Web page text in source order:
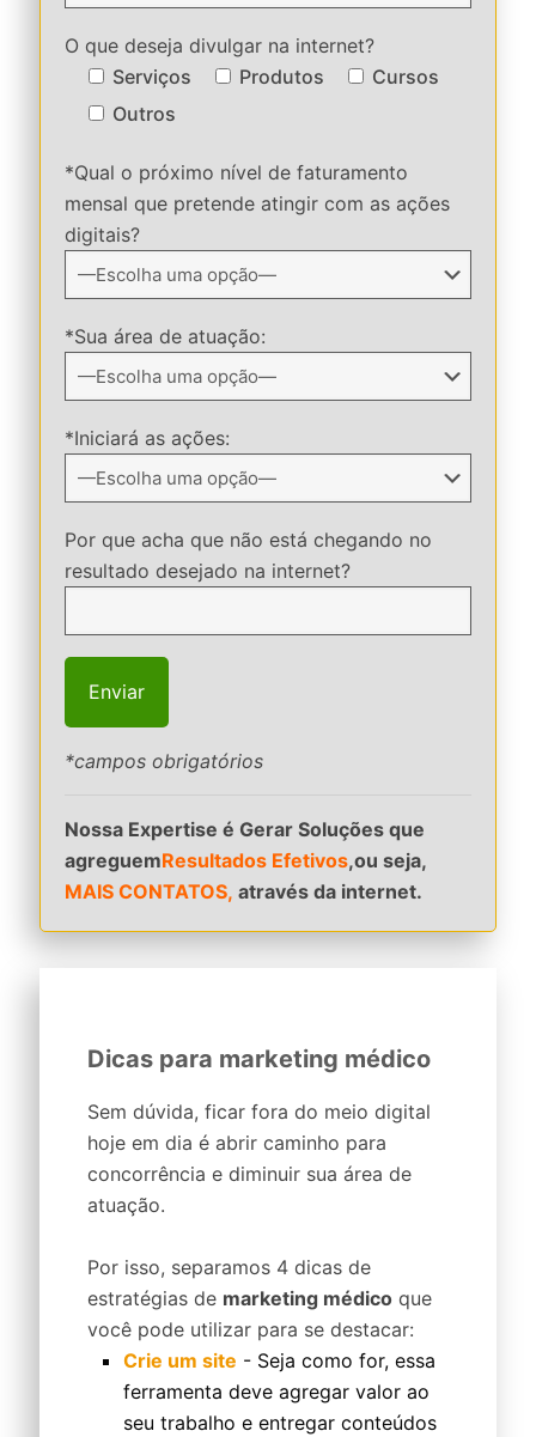
O que deseja divulgar na internet?
Serviços
Produtos
Cursos
Outros
*Qual o próximo nível de faturamento
mensal que pretende atingir com as ações
digitais?
*Sua área de atuação:
*Iniciará as ações:
Por que acha que não está chegando no
resultado desejado na internet?
*campos obrigatórios
Nossa Expertise é Gerar Soluções que
agreguemResultados Efetivos,ou seja,
MAIS CONTATOS, através da internet.
Dicas para marketing médico
Sem dúvida, ficar fora do meio digital
hoje em dia é abrir caminho para
concorrência e diminuir sua área de
atuação.
Por isso, separamos 4 dicas de
estratégias de marketing médico que
você pode utilizar para se destacar:
Crie um site - Seja como for, essa
ferramenta deve agregar valor ao
seu trabalho e entregar conteúdos